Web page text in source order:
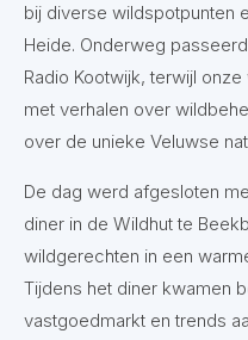
bij diverse wildspotpunten
Heide. Onderweg
Radio Kootwijk, terwijl
met verhalen over
over de unieke Veluwse
De dag werd afgesloten
diner in de Wildhut te
wildgerechten in een
Tijdens het diner kwamen
vastgoedmarkt en trends